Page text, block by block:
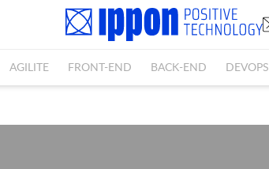
AGILITE FRONT-END BACK-END DEVOPS